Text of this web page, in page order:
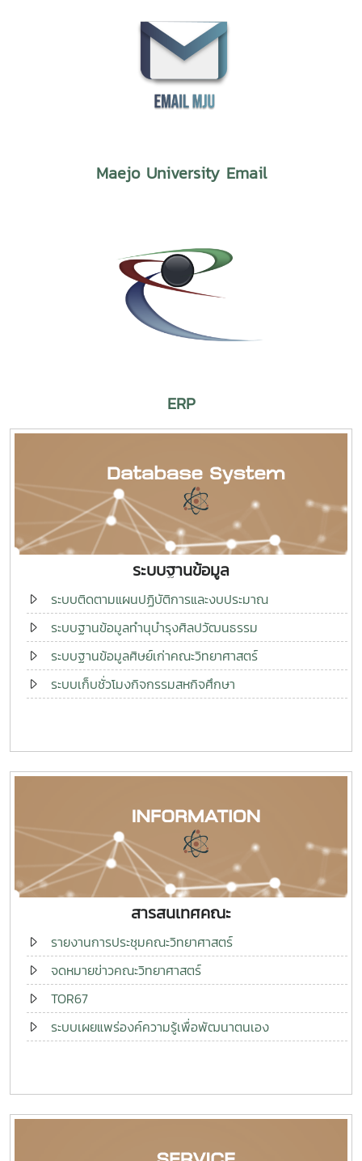
Maejo University Email
ERP
ระบบฐานข้อมูล
ระบบติดตามแผนปฏิบัติการและงบประมาณ
ระบบฐานข้อมูลทำนุบำรุงศิลปวัฒนธรรม
ระบบฐานข้อมูลศิษย์เก่าคณะวิทยาศาสตร์
ระบบเก็บชั่วโมงกิจกรรมสหกิจศึกษา
สารสนเทศคณะ
รายงานการประชุมคณะวิทยาศาสตร์
จดหมายข่าวคณะวิทยาศาสตร์
TOR67
ระบบเผยแพร่องค์ความรู้เพื่อพัฒนาตนเอง